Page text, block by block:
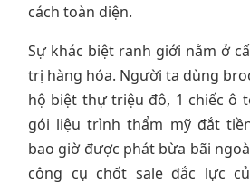
cách toàn diện.
Sự khác biệt ranh giới nằm ở
trị hàng hóa. Người ta dùng
hộ biệt thự triệu đô, 1 chiếc ô
gói liệu trình thẩm mỹ đắt
bao giờ được phát bừa bãi
công cụ chốt sale đắc lực